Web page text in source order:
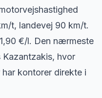
t, landevej 90 km/t.
€/l. Den nærmeste
hvor
kontorer direkte i